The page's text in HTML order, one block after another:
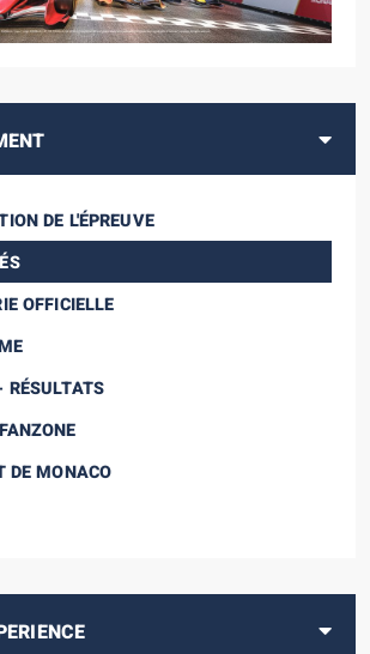
DE L'ÉPREUVE
OFFICIELLE
RÉSULTATS
DE MONACO